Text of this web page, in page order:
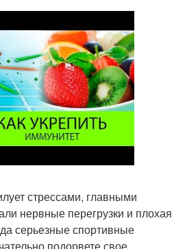
стрессами, главными
нервные перегрузки и плохая
серьезные спортивные